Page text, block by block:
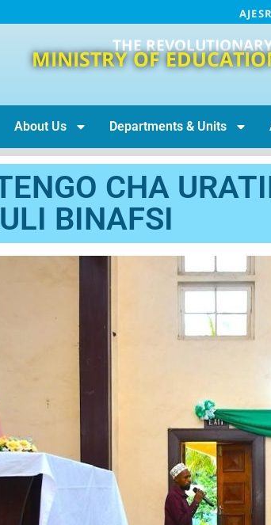
AJESR
THE
MINISTRY OF
About Us Departments & Units
CHA
BINAFSI